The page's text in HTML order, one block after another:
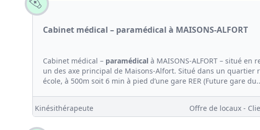
Cabinet médical – paramédical à MAISONS-ALFORT
Cabinet médical – paramédical à MAISONS-ALFORT – situé
un des axe principal de Maisons-Alfort. Situé dans un quartier
école, à 500m soit 6 min à pied d’une gare RER (Future gare
Kinésithérapeute Offre de locaux -